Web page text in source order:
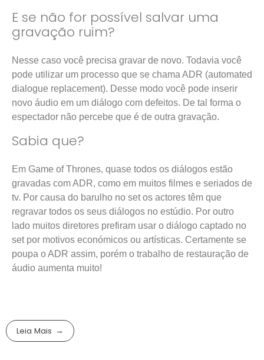
E se não for possível salvar uma
gravação ruim?
Nesse caso você precisa gravar de novo. Todavia você
pode utilizar um processo que se chama ADR (automated
dialogue replacement). Desse modo você pode inserir
novo áudio em um diálogo com defeitos. De tal forma o
espectador não percebe que é de outra gravação.
Sabia que?
Em Game of Thrones, quase todos os diálogos estão
gravadas com ADR, como em muitos filmes e seriados de
tv. Por causa do barulho no set os actores têm que
regravar todos os seus diálogos no estúdio. Por outro
lado muitos diretores prefiram usar o diálogo captado no
set por motivos económicos ou artísticas. Certamente se
poupa o ADR assim, porém o trabalho de restauração de
áudio aumenta muito!
Leia Mais